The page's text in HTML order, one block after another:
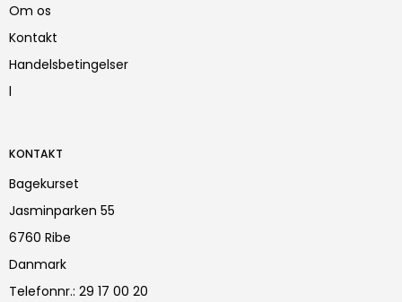
Om os
Kontakt
Handelsbetingelser
l
KONTAKT
Bagekurset
Jasminparken 55
6760 Ribe
Danmark
Telefonnr.: 29 17 00 20